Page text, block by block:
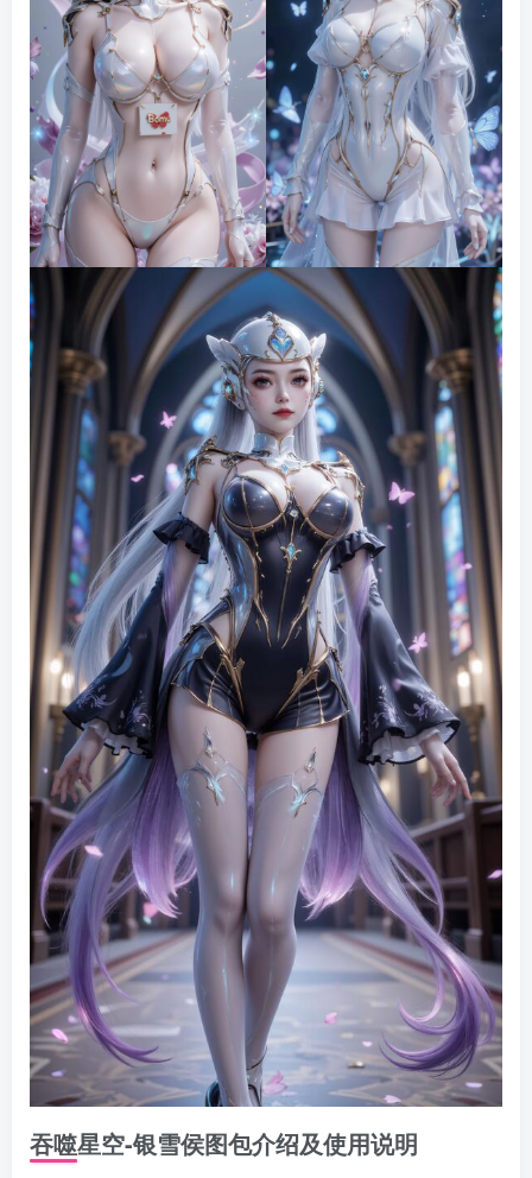
吞噬星空-银雪侯图包介绍及使用说明